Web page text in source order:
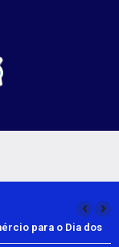
para o Dia dos